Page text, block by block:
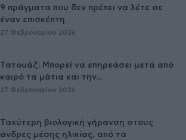
9 πράγματα που δεν πρέπει να λέτε σε
έναν επισκέπτη
27 Φεβρουαρίου 2026
Τατουάζ: Μπορεί να επηρεάσει μετά από
καιρό τα μάτια και την...
27 Φεβρουαρίου 2026
Ταχύτερη βιολογική γήρανση στους
άνδρες μέσης ηλικίας, από τα